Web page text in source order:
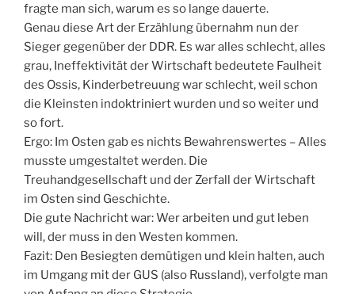
fragte man sich, warum es so lange dauerte.
Genau diese Art der Erzählung übernahm nun der
Sieger gegenüber der DDR. Es war alles schlecht, alles
grau, Ineffektivität der Wirtschaft bedeutete Faulheit
des Ossis, Kinderbetreuung war schlecht, weil schon
die Kleinsten indoktriniert wurden und so weiter und
so fort.
Ergo: Im Osten gab es nichts Bewahrenswertes – Alles
musste umgestaltet werden. Die
Treuhandgesellschaft und der Zerfall der Wirtschaft
im Osten sind Geschichte.
Die gute Nachricht war: Wer arbeiten und gut leben
will, der muss in den Westen kommen.
Fazit: Den Besiegten demütigen und klein halten, auch
im Umgang mit der GUS (also Russland), verfolgte man